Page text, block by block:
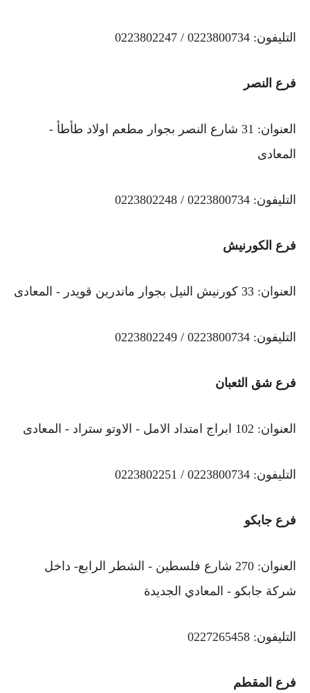
التليفون: 0223800734 / 0223802247
فرع النصر
العنوان: 31 شارع النصر بجوار مطعم اولاد طأطأ -
المعادى
التليفون: 0223800734 / 0223802248
فرع الكورنيش
العنوان: 33 كورنيش النيل بجوار ماندرين قويدر - المعادى
التليفون: 0223800734 / 0223802249
فرع شق الثعبان
العنوان: 102 ابراج امتداد الامل - الاوتو ستراد - المعادى
التليفون: 0223800734 / 0223802251
فرع جابكو
العنوان: 270 شارع فلسطين - الشطر الرابع- داخل
شركة جابكو - المعادي الجديدة
التليفون: 0227265458
فرع المقطم